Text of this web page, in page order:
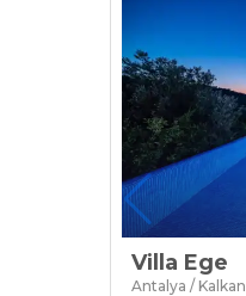
Villa Ege
Antalya / Kalkan